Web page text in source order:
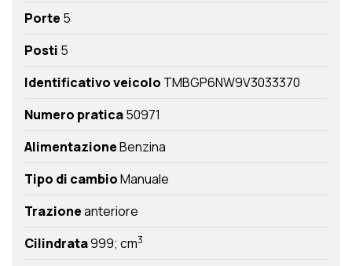
Porte 5
Posti 5
Identificativo veicolo TMBGP6NW9V3033370
Numero pratica50971
AlimentazioneBenzina
Tipo di cambioManuale
Trazioneanteriore
Cilindrata999; cm3